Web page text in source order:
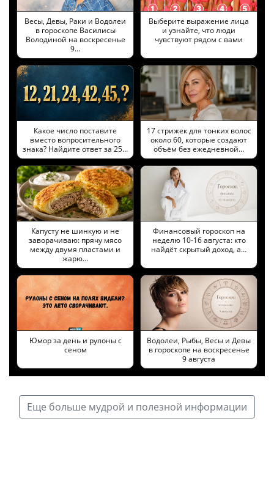
Весы, Девы, Раки и Водолеи
в гороскопе Василисы
Володиной на воскресенье
9…
Выберите выражение лица
и узнайте, что люди
чувствуют рядом с вами
Какое число поставите
вместо вопросительного
знака? Найдите ответ за 25…
17 стрижек для тонких волос
около 60, которые создают
объём без ежедневной…
Капусту не шинкую и не
заворачиваю: прячу мясо
между двумя пластами и
жарю…
Финансовый гороскоп на
неделю 10-16 августа: кто
найдёт скрытый доход, а…
Юмор за день и рулоны с
сеном
Водолеи, Рыбы, Весы и Девы
в гороскопе на воскресенье
9 августа
Еще больше мудрой и полезной информации